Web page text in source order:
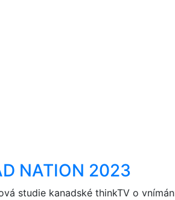
NATION 2023
studie kanadské thinkTV o